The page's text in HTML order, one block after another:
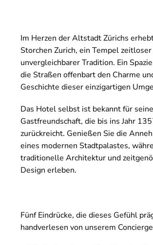
Im Herzen der Altstadt Zürichs
Storchen Zurich, ein Tempel
unvergleichbarer Tradition. Ein
die Straßen offenbart den Charme
Geschichte dieser einzigartigen
Das Hotel selbst ist bekannt für
Gastfreundschaft, die bis ins Jahr
zurückreicht. Genießen Sie die
eines modernen Stadtpalastes,
traditionelle Architektur und
Design erleben.
Fünf Eindrücke, die dieses Gefühl
handverlesen von unserem